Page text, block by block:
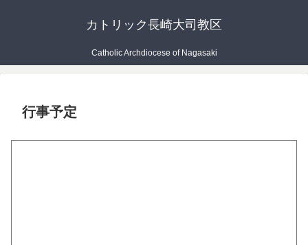
カトリック長崎大司教区
Catholic Archdiocese of Nagasaki
行事予定